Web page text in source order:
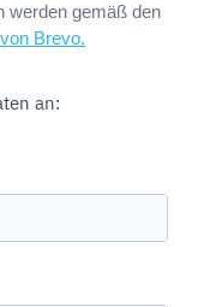
werden gemäß den
Brevo.
an: